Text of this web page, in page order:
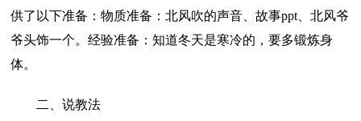
供了以下准备：物质准备：北风吹的声音、故事ppt、北风爷
爷头饰一个。经验准备：知道冬天是寒冷的，要多锻炼身
体。
二、说教法